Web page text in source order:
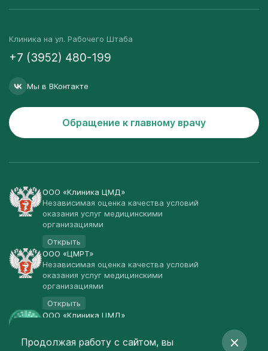
Клиника на ул. Рабочего Штаба
+7 (3952) 480-199
Мы в ВКонтакте
Обращение к главному врачу
ООО «Клиника ЦМД»
Независимая оценка качества условий
оказания услуг медицинскими
организациями
Открыть
ООО «ЦМРТ»
Независимая оценка качества условий
оказания услуг медицинскими
организациями
Открыть
ООО «Клиника ЦМД»
Открыть
Продолжая работу с сайтом, вы